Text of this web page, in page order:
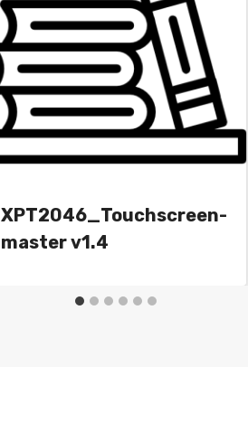
XPT2046_Touchscreen-
master v1.4